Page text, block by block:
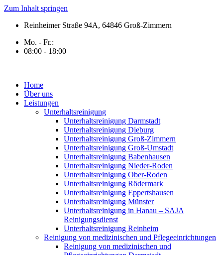
Zum Inhalt springen
Reinheimer Straße 94A, 64846 Groß-Zimmern
Mo. - Fr.:
08:00 - 18:00
Home
Über uns
Leistungen
Unterhaltsreinigung
Unterhaltsreinigung Darmstadt
Unterhaltsreinigung Dieburg
Unterhaltsreinigung Groß-Zimmern
Unterhaltsreinigung Groß-Umstadt
Unterhaltsreinigung Babenhausen
Unterhaltsreinigung Nieder-Roden
Unterhaltsreinigung Ober-Roden
Unterhaltsreinigung Rödermark
Unterhaltsreinigung Eppertshausen
Unterhaltsreinigung Münster
Unterhaltsreinigung in Hanau – SAJA
Reinigungsdienst
Unterhaltsreinigung Reinheim
Reinigung von medizinischen und Pflegeeinrichtungen
Reinigung von medizinischen und